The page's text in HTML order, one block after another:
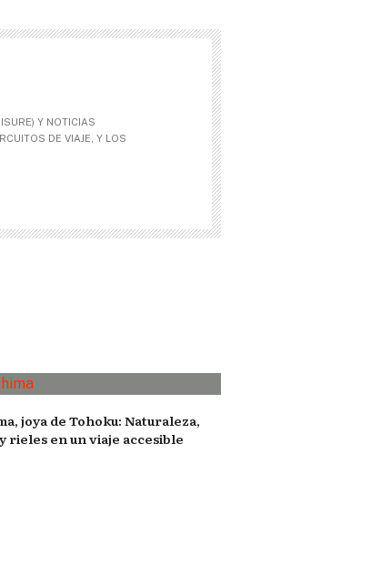
Y NOTICIAS
DE VIAJE, Y LOS
joya de Tohoku: Naturaleza,
rieles en un viaje accesible